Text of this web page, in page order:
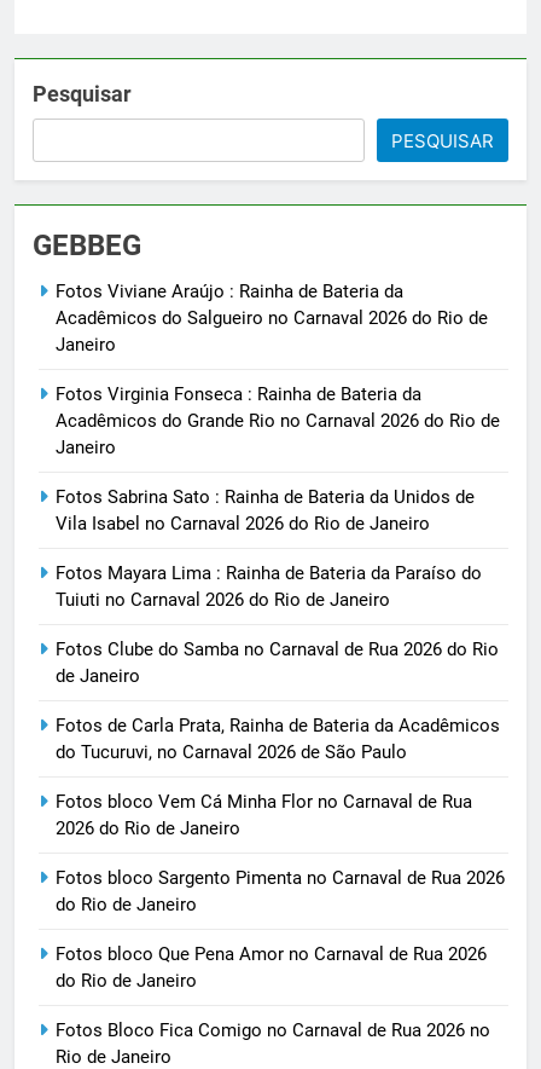
Pesquisar
PESQUISAR
GEBBEG
Fotos Viviane Araújo : Rainha de Bateria da
Acadêmicos do Salgueiro no Carnaval 2026 do Rio de
Janeiro
Fotos Virginia Fonseca : Rainha de Bateria da
Acadêmicos do Grande Rio no Carnaval 2026 do Rio de
Janeiro
Fotos Sabrina Sato : Rainha de Bateria da Unidos de
Vila Isabel no Carnaval 2026 do Rio de Janeiro
Fotos Mayara Lima : Rainha de Bateria da Paraíso do
Tuiuti no Carnaval 2026 do Rio de Janeiro
Fotos Clube do Samba no Carnaval de Rua 2026 do Rio
de Janeiro
Fotos de Carla Prata, Rainha de Bateria da Acadêmicos
do Tucuruvi, no Carnaval 2026 de São Paulo
Fotos bloco Vem Cá Minha Flor no Carnaval de Rua
2026 do Rio de Janeiro
Fotos bloco Sargento Pimenta no Carnaval de Rua 2026
do Rio de Janeiro
Fotos bloco Que Pena Amor no Carnaval de Rua 2026
do Rio de Janeiro
Fotos Bloco Fica Comigo no Carnaval de Rua 2026 no
Rio de Janeiro